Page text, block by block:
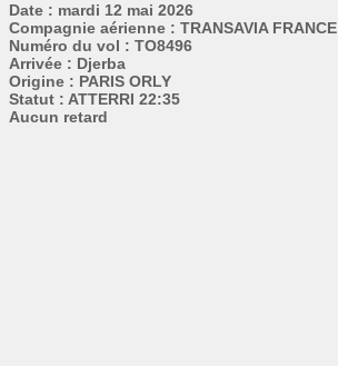
Date : mardi 12 mai 2026
Compagnie aérienne : TRANSAVIA FRANCE
Numéro du vol : TO8496
Arrivée : Djerba
Origine : PARIS ORLY
Statut : ATTERRI 22:35
Aucun retard